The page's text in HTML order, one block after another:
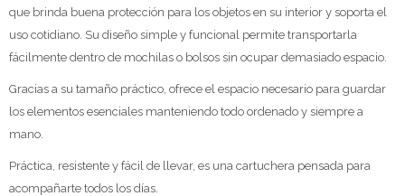
que brinda buena protección para los objetos en su interior y soporta el
uso cotidiano. Su diseño simple y funcional permite transportarla
fácilmente dentro de mochilas o bolsos sin ocupar demasiado espacio.
Gracias a su tamaño práctico, ofrece el espacio necesario para guardar
los elementos esenciales manteniendo todo ordenado y siempre a
mano.
Práctica, resistente y fácil de llevar, es una cartuchera pensada para
acompañarte todos los días.